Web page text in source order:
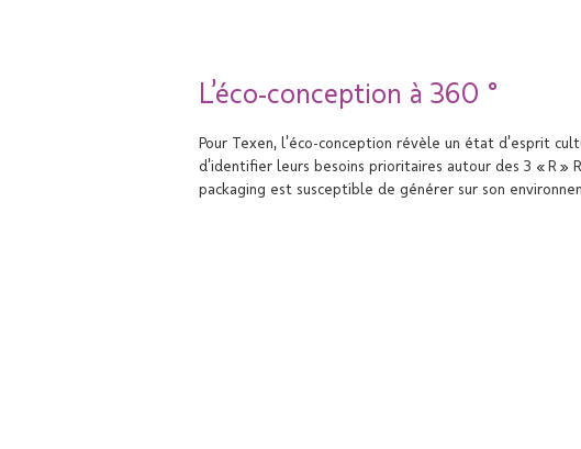
L’éco-conception à 360 °
Pour Texen, l’éco-conception révèle un état d’esprit
d’identifier leurs besoins prioritaires autour des 3 « R »
packaging est susceptible de générer sur son